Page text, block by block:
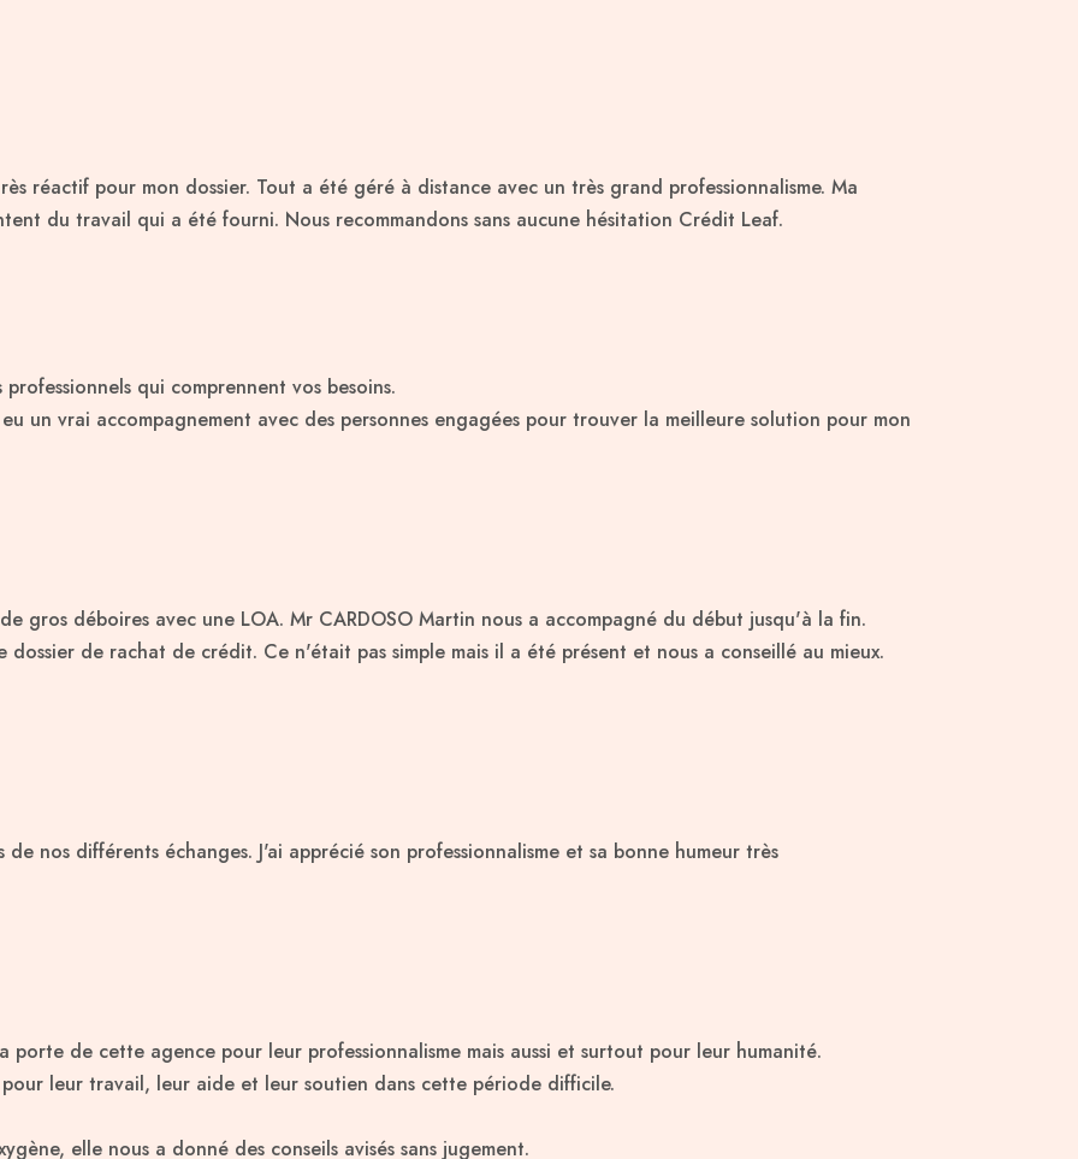
réactif pour mon dossier. Tout a été géré à distance avec un très grand professionnalisme. Ma
du travail qui a été fourni. Nous recommandons sans aucune hésitation Crédit Leaf.
qui comprennent vos besoins.
un vrai accompagnement avec des personnes engagées pour trouver la meilleure solution pour mon
gros déboires avec une LOA. Mr CARDOSO Martin nous a accompagné du début jusqu'à la fin.
de rachat de crédit. Ce n'était pas simple mais il a été présent et nous a conseillé au mieux.
nos différents échanges. J'ai apprécié son professionnalisme et sa bonne humeur très
porte de cette agence pour leur professionnalisme mais aussi et surtout pour leur humanité.
pour leur travail, leur aide et leur soutien dans cette période difficile.
elle nous a donné des conseils avisés sans jugement.